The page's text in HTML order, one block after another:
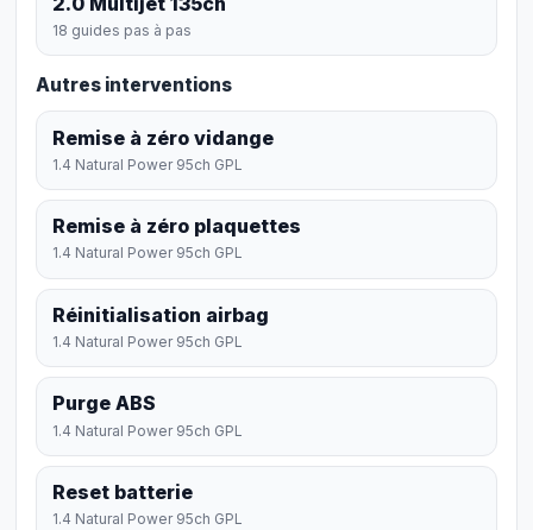
18 guides pas à pas
Autres interventions
Remise à zéro vidange
1.4 Natural Power 95ch GPL
Remise à zéro plaquettes
1.4 Natural Power 95ch GPL
Réinitialisation airbag
1.4 Natural Power 95ch GPL
Purge ABS
1.4 Natural Power 95ch GPL
Reset batterie
1.4 Natural Power 95ch GPL